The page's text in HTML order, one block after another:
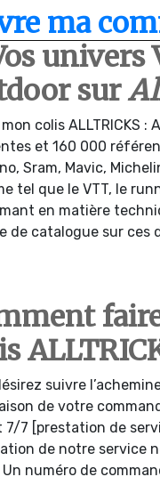
ma
univers
sur
colis ALLTRICKS
et 160 000
Sram, Mavic,
tel que le VTT, le
en matière
de catalogue sur ces
suivre
de votre
7/7 [prestation de
de notre service
Un numéro de